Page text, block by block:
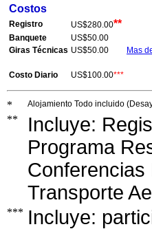
Costos
Registro US$280.00**
Banquete
US$50.00
Giras Técnicas US$50.00 Mas
Costo Diario US$100.00***
* Alojamiento Todo incluido
**
Incluye:
Programa
Transporte
*** Incluye: